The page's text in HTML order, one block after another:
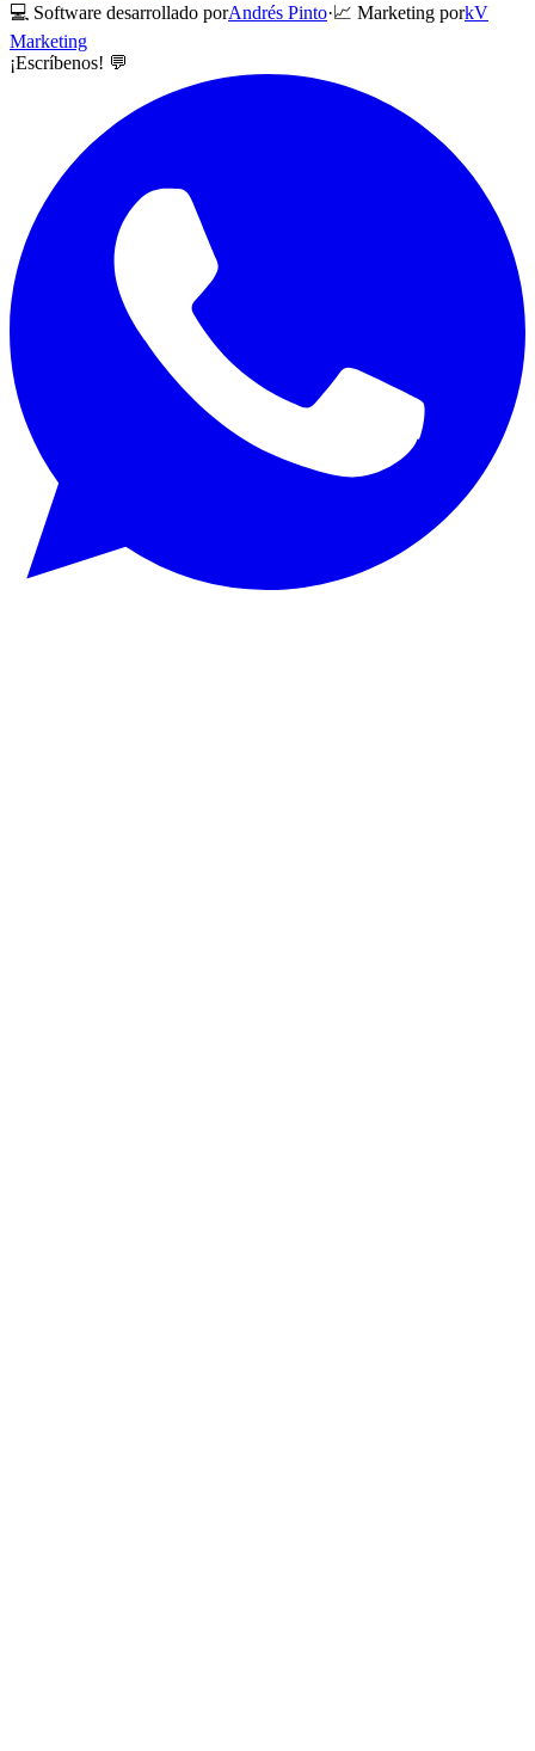
💻 Software desarrollado porAndrés Pinto·📈 Marketing porkV
Marketing
¡Escríbenos! 💬